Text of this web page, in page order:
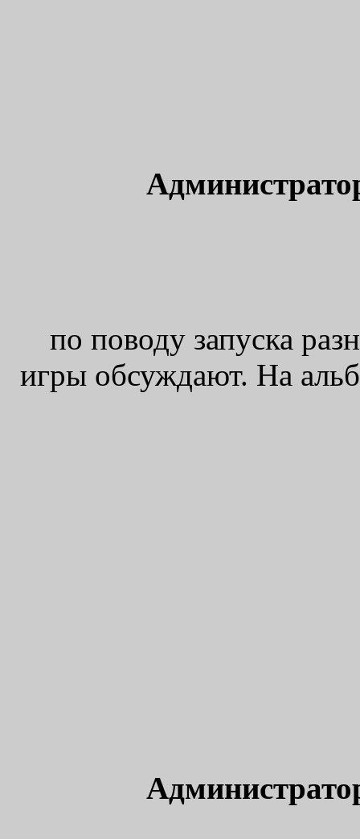
по поводу запуска
игры обсуждают. На